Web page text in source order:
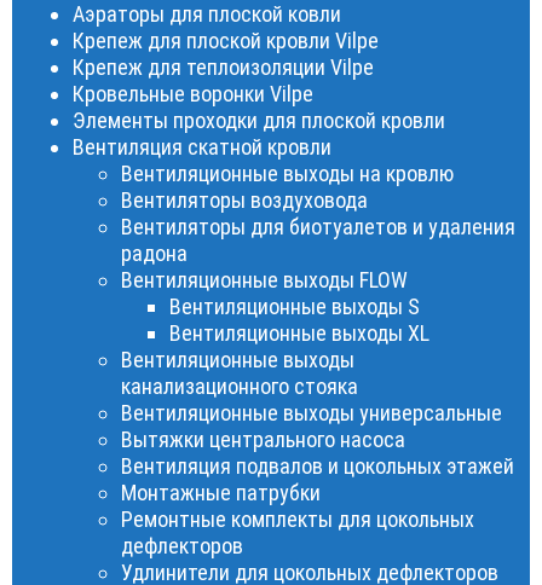
Аэраторы для плоской ковли
Крепеж для плоской кровли Vilpe
Крепеж для теплоизоляции Vilpe
Кровельные воронки Vilpe
Элементы проходки для плоской кровли
Вентиляция скатной кровли
Вентиляционные выходы на кровлю
Вентиляторы воздуховода
Вентиляторы для биотуалетов и удаления
радона
Вентиляционные выходы FLOW
Вентиляционные выходы S
Вентиляционные выходы XL
Вентиляционные выходы
канализационного стояка
Вентиляционные выходы универсальные
Вытяжки центрального насоса
Вентиляция подвалов и цокольных этажей
Монтажные патрубки
Ремонтные комплекты для цокольных
дефлекторов
Удлинители для цокольных дефлекторов